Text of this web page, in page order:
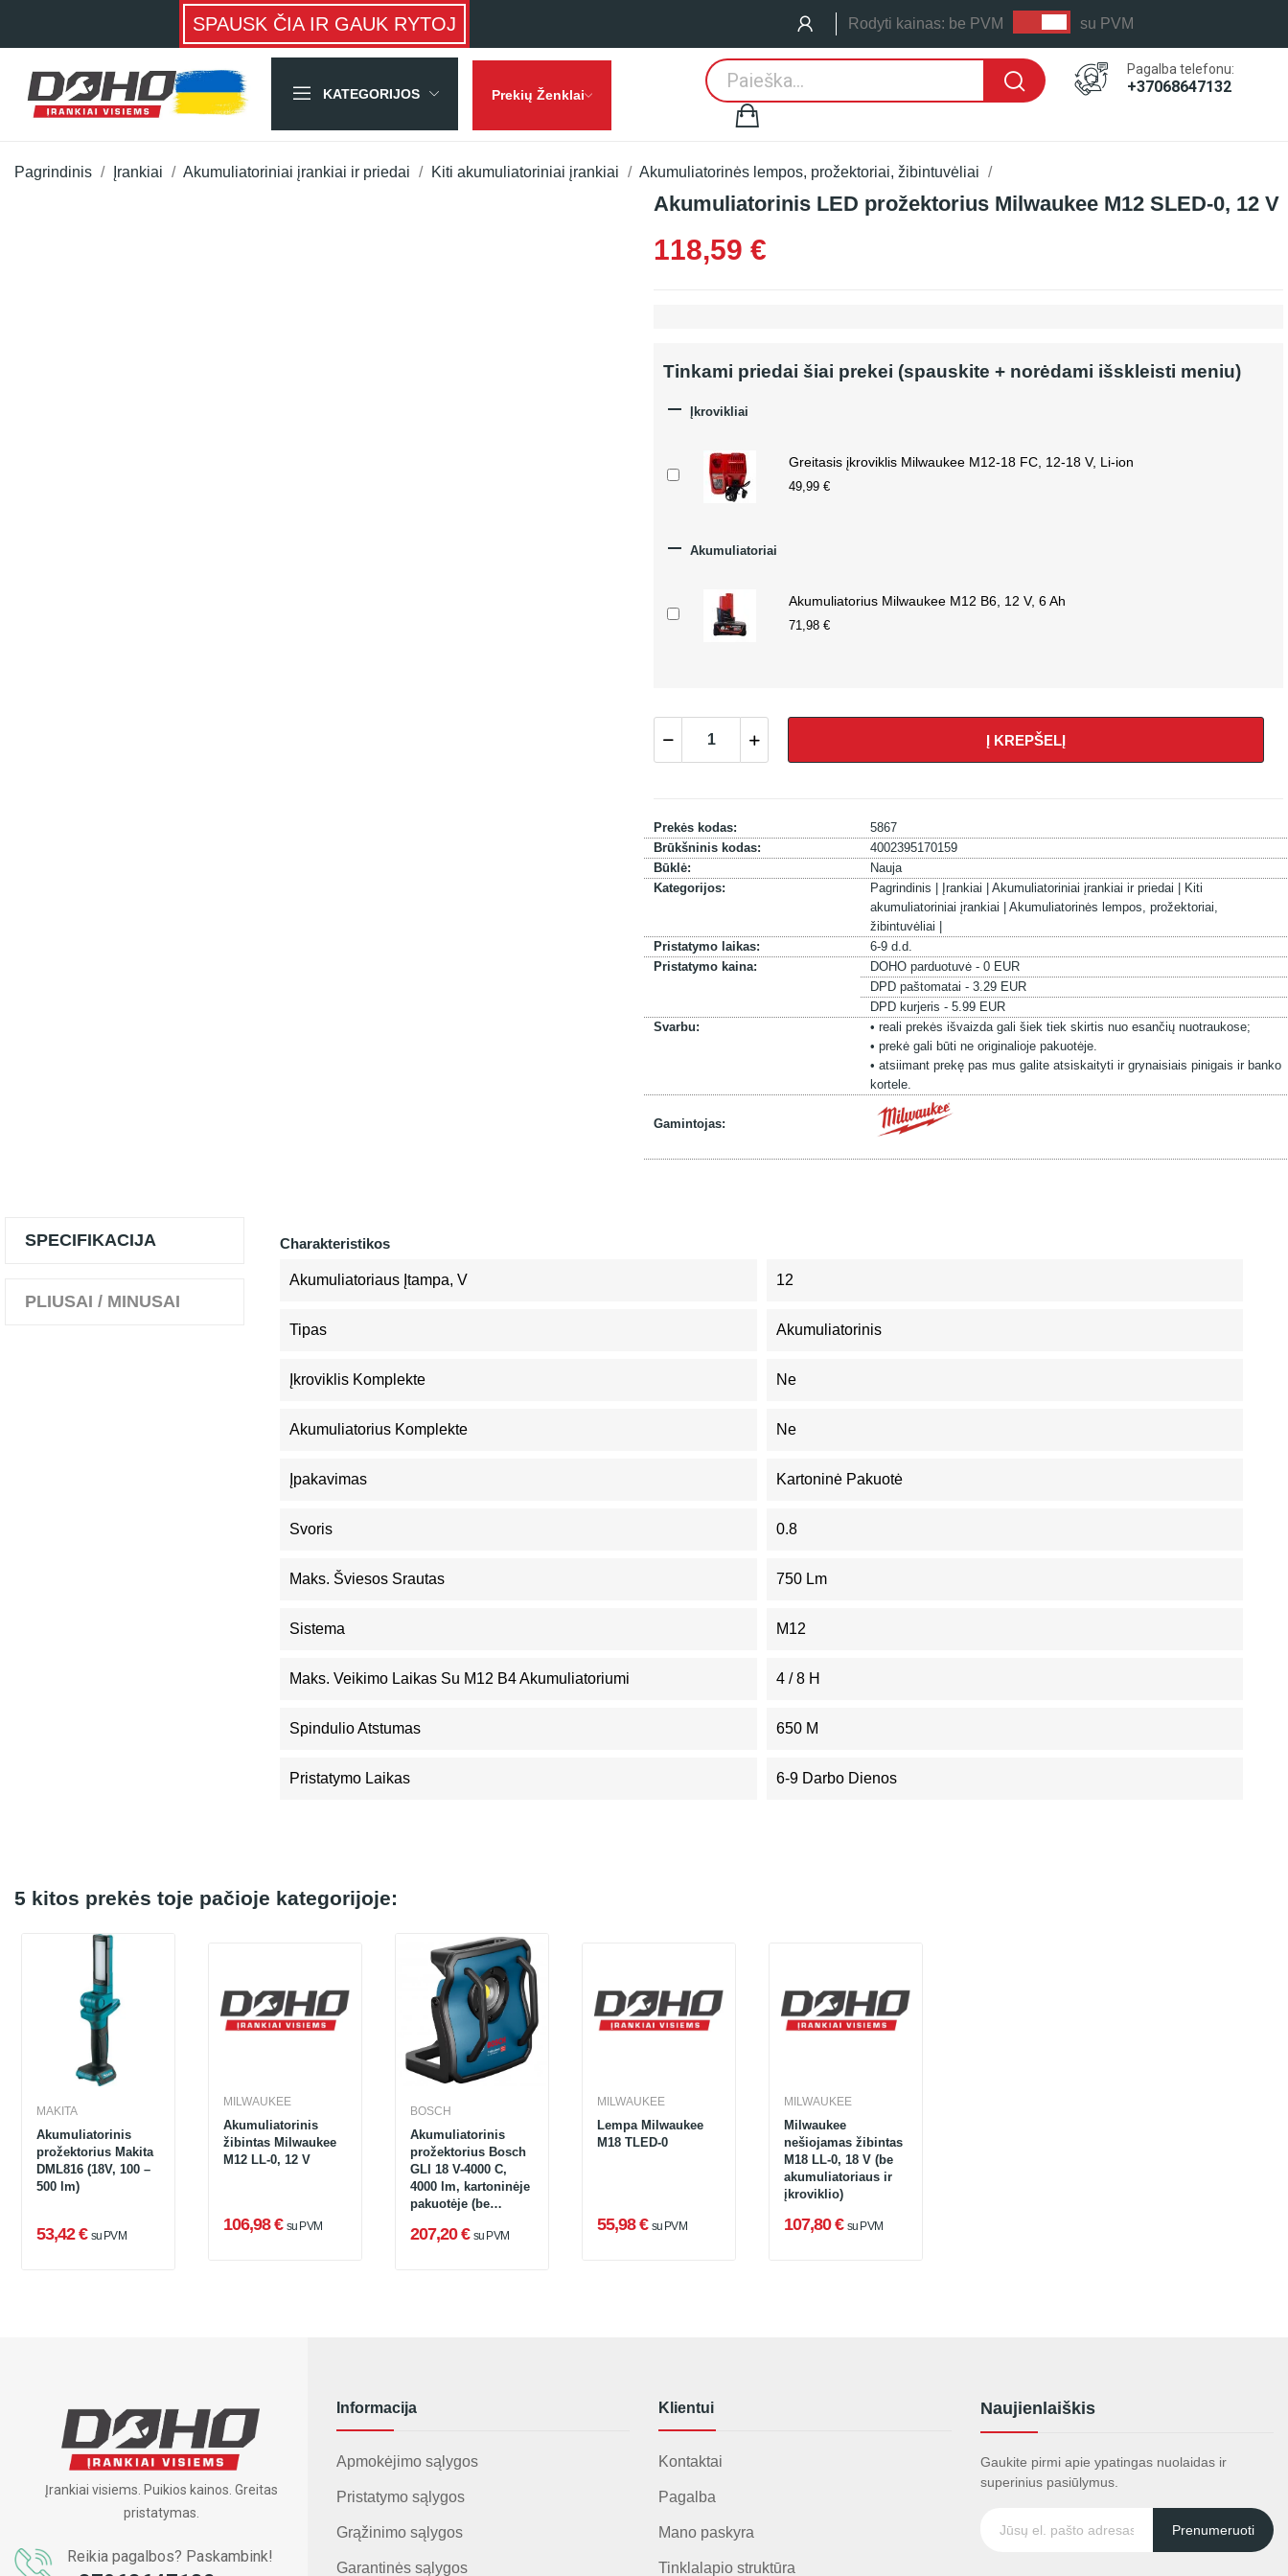
SPAUSK ČIA IR GAUK RYTOJ Rodyti kainas: be PVM su PVM
KATEGORIJOS Prekių Ženklai
Pagalba telefonu:
+37068647132
Pagrindinis Įrankiai Akumuliatoriniai įrankiai ir priedai Kiti akumuliatoriniai įrankiai Akumuliatorinės lempos, prožektoriai, žibintuvėliai
Akumuliatorinis LED prožektorius Milwaukee M12 SLED-0, 12 V
118,59 €
Tinkami priedai šiai prekei (spauskite + norėdami išskleisti meniu)
 Įkrovikliai
Greitasis įkroviklis Milwaukee M12-18 FC, 12-18 V, Li-ion
49,99 €
 Akumuliatoriai
Akumuliatorius Milwaukee M12 B6, 12 V, 6 Ah
71,98 €
Į KREPŠELĮ
Prekės kodas:
5867
Brūkšninis kodas:
4002395170159
Būklė:
Nauja
Kategorijos:
Pagrindinis | Įrankiai | Akumuliatoriniai įrankiai ir priedai |
Kiti
akumuliatoriniai įrankiai | Akumuliatorinės lempos, prožektoriai,
žibintuvėliai |
Pristatymo laikas:
6-9 d.d.
Pristatymo kaina:
DOHO parduotuvė - 0 EUR
DPD paštomatai - 3.29 EUR
DPD kurjeris - 5.99 EUR
Svarbu:
• reali prekės išvaizda gali šiek tiek skirtis nuo esančių nuotraukose;
• prekė gali būti ne originalioje pakuotėje.
• atsiimant prekę pas mus galite atsiskaityti ir grynaisiais pinigais ir banko
kortele.
Gamintojas:
SPECIFIKACIJA
PLIUSAI / MINUSAI
Charakteristikos
Akumuliatoriaus Įtampa, V 12
Tipas Akumuliatorinis
Įkroviklis Komplekte Ne
Akumuliatorius Komplekte Ne
Įpakavimas Kartoninė Pakuotė
Svoris 0.8
Maks. Šviesos Srautas 750 Lm
Sistema M12
Maks. Veikimo Laikas Su M12 B4 Akumuliatoriumi 4 / 8 H
Spindulio Atstumas 650 M
Pristatymo Laikas 6-9 Darbo Dienos
5 kitos prekės toje pačioje kategorijoje:
MAKITA
Akumuliatorinis
prožektorius Makita
DML816 (18V, 100 –
500 lm)
53,42 € su PVM
MILWAUKEE
Akumuliatorinis
žibintas Milwaukee
M12 LL-0, 12 V
106,98 € su PVM
BOSCH
Akumuliatorinis
prožektorius Bosch
GLI 18 V-4000 C,
4000 lm, kartoninėje
pakuotėje (be
įkroviklio)
207,20 € su PVM
MILWAUKEE
Lempa Milwaukee
M18 TLED-0
55,98 € su PVM
MILWAUKEE
Milwaukee
nešiojamas žibintas
M18 LL-0, 18 V (be
akumuliatoriaus ir
įkroviklio)
107,80 € su PVM
Įrankiai visiems. Puikios kainos. Greitas
pristatymas.
Reikia pagalbos? Paskambink!
Informacija
Apmokėjimo sąlygos
Pristatymo sąlygos
Grąžinimo sąlygos
Garantinės sąlygos
Klientui
Kontaktai
Pagalba
Mano paskyra
Tinklalapio struktūra
Naujienlaiškis
Gaukite pirmi apie ypatingas nuolaidas ir
superinius pasiūlymus.
Prenumeruoti